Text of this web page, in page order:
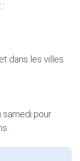
dans les villes
samedi pour